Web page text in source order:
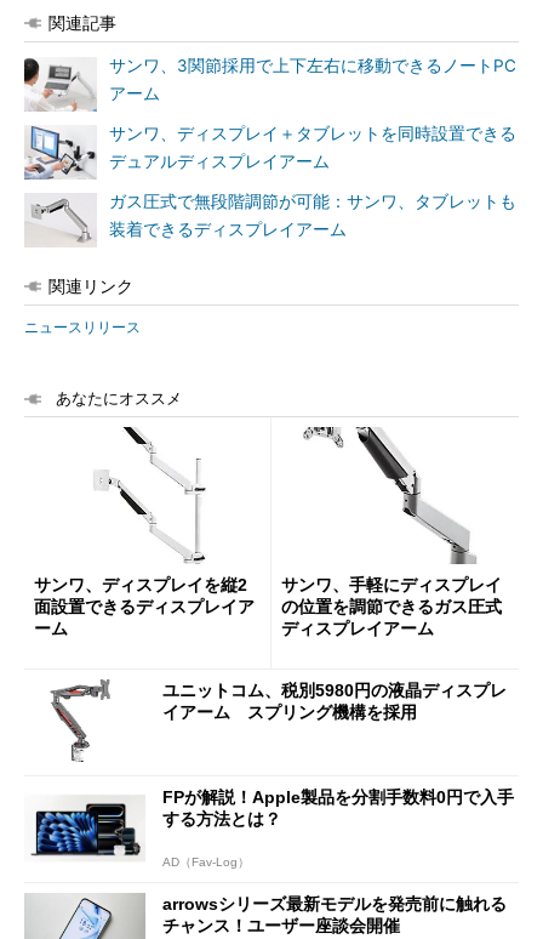
関連記事
サンワ、3関節採用で上下左右に移動できるノートPC
アーム
サンワ、ディスプレイ＋タブレットを同時設置できる
デュアルディスプレイアーム
ガス圧式で無段階調節が可能：サンワ、タブレットも
装着できるディスプレイアーム
関連リンク
ニュースリリース
あなたにオススメ
サンワ、ディスプレイを縦2
面設置できるディスプレイア
ーム
サンワ、手軽にディスプレイ
の位置を調節できるガス圧式
ディスプレイアーム
ユニットコム、税別5980円の液晶ディスプレ
イアーム スプリング機構を採用
FPが解説！Apple製品を分割手数料0円で入手
する方法とは？
AD（Fav-Log）
arrowsシリーズ最新モデルを発売前に触れる
チャンス！ユーザー座談会開催